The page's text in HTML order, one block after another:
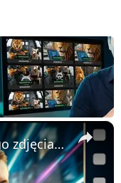
×
AI Video Generator: stwórz profesjonalne kinowe wideo z jednego zdjęcia i jednego promptu